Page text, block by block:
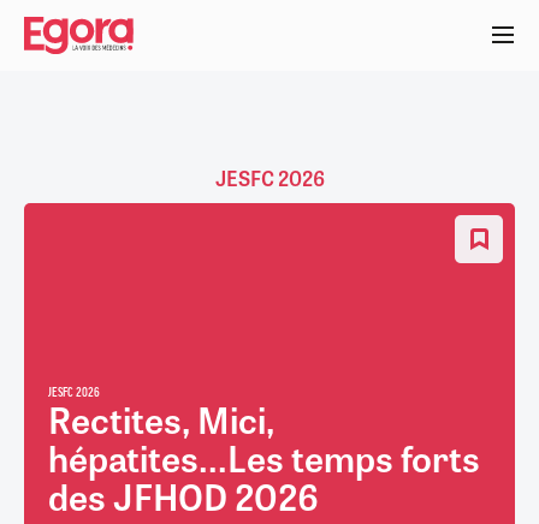
Aller
contenu
JESFC 2026
JESFC 2026
Rectites, Mici,
hépatites...Les temps forts
des JFHOD 2026